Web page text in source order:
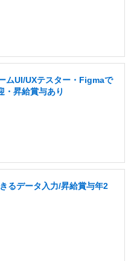
ムUI/UXテスター・Figmaで
・昇給賞与あり
るデータ入力/昇給賞与年2